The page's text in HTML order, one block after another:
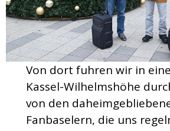
Von dort fuhren wir in
Kassel-Wilhelmshöhe
von den
Fanbaselern, die uns